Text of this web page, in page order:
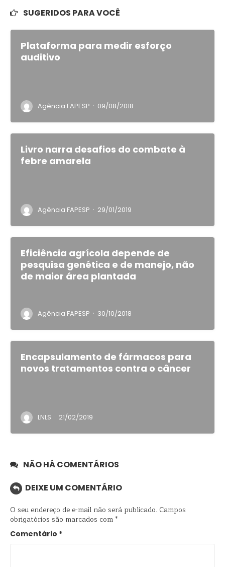
SUGERIDOS PARA VOCÊ
Plataforma para medir esforço
auditivo
Agência FAPESP · 09/08/2018
Livro narra desafios do combate à
febre amarela
Agência FAPESP · 29/01/2019
Eficiência agrícola depende de
pesquisa genética e de manejo, não
de maior área plantada
Agência FAPESP · 30/10/2018
Encapsulamento de fármacos para
novos tratamentos contra o câncer
LNLS · 21/02/2019
NÃO HÁ COMENTÁRIOS
DEIXE UM COMENTÁRIO
O seu endereço de e-mail não será publicado. Campos
obrigatórios são marcados com*
Comentário *